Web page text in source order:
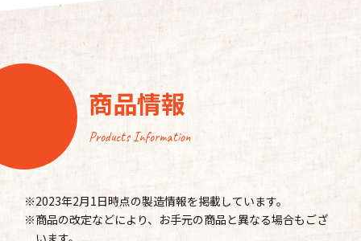
商品情報
Products Information
※2023年2月1日時点の製造情報を掲載しています。
※商品の改定などにより、お手元の商品と異なる場合もござ